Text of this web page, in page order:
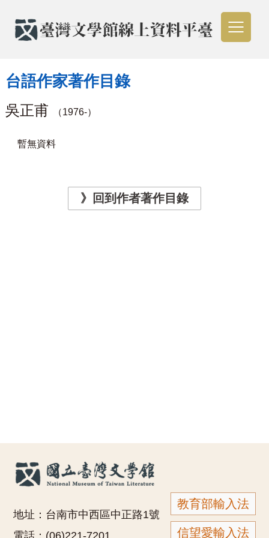
台語作家著作目錄
吳正甫 （1976-）
暫無資料
》回到作者著作目錄
教育部輸入法
信望愛輸入法
地址：台南市中西區中正路1號